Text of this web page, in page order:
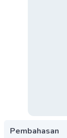
Pembahasan